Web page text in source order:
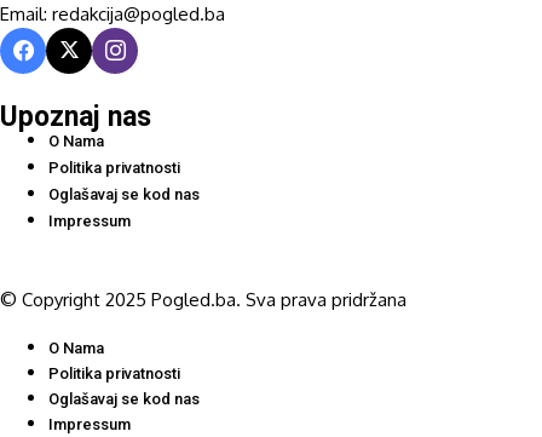
Email: redakcija@pogled.ba
Upoznaj nas
O Nama
Politika privatnosti
Oglašavaj se kod nas
Impressum
© Copyright 2025 Pogled.ba. Sva prava pridržana
O Nama
Politika privatnosti
Oglašavaj se kod nas
Impressum